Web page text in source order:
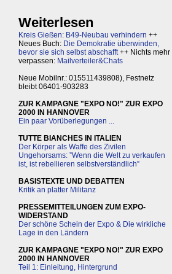
Weiterlesen
Kreis Gießen: B49-Neubau verhindern ++
Neues Buch: Die Demokratie überwinden,
bevor sie sich selbst abschafft++ Nichts mehr
verpassen: Mailverteiler&Chats
Neue Mobilnr.: 015511439808), Festnetz
bleibt 06401-903283
ZUR KAMPAGNE "EXPO NO!" ZUR EXPO
2000 IN HANNOVER
Ein paar Vorüberlegungen ...
TUTTE BIANCHES IN ITALIEN
Der Körper als Waffe des Zivilen
Ungehorsams: ”Wenn die Welt zu verkaufen
ist, ist rebellieren selbstverständlich”
BASISTEXTE UND DEBATTEN
Kritik an platter Militanz
PRESSEMITTEILUNGEN ZUM EXPO-
WIDERSTAND
Der schöne Schein der Expo & Die wirkliche
Lage in den Ländern
ZUR KAMPAGNE "EXPO NO!" ZUR EXPO
2000 IN HANNOVER
Teil 1: Einleitung, Hintergrund